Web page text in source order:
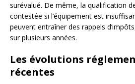
surévalué. De même, la qualification
contestée si l’équipement est
peuvent entraîner des rappels
sur plusieurs années.
Les évolutions
récentes